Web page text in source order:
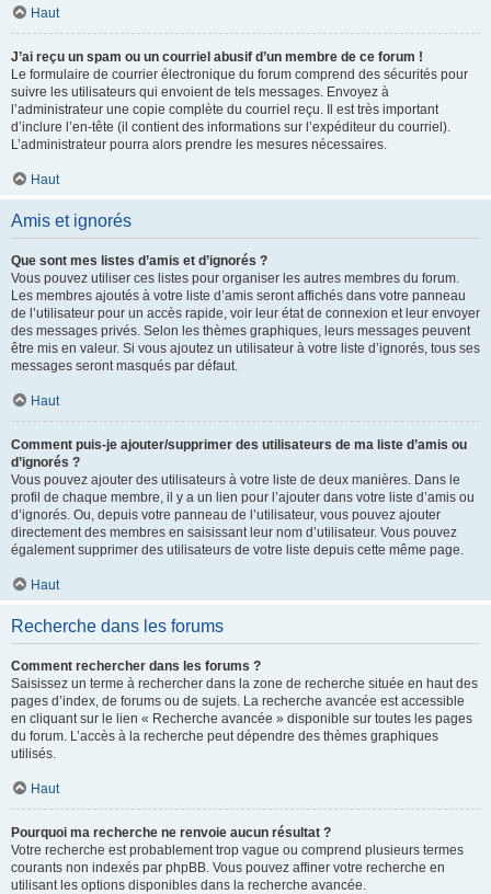
Haut
J’ai reçu un spam ou un courriel abusif d’un membre de ce forum !
Le formulaire de courrier électronique du forum comprend des sécurités pour
suivre les utilisateurs qui envoient de tels messages. Envoyez à
l’administrateur une copie complète du courriel reçu. Il est très important
d’inclure l’en-tête (il contient des informations sur l’expéditeur du courriel).
L’administrateur pourra alors prendre les mesures nécessaires.
Haut
Amis et ignorés
Que sont mes listes d’amis et d’ignorés ?
Vous pouvez utiliser ces listes pour organiser les autres membres du forum.
Les membres ajoutés à votre liste d’amis seront affichés dans votre panneau
de l’utilisateur pour un accès rapide, voir leur état de connexion et leur envoyer
des messages privés. Selon les thèmes graphiques, leurs messages peuvent
être mis en valeur. Si vous ajoutez un utilisateur à votre liste d’ignorés, tous ses
messages seront masqués par défaut.
Haut
Comment puis-je ajouter/supprimer des utilisateurs de ma liste d’amis ou
d’ignorés ?
Vous pouvez ajouter des utilisateurs à votre liste de deux manières. Dans le
profil de chaque membre, il y a un lien pour l’ajouter dans votre liste d’amis ou
d’ignorés. Ou, depuis votre panneau de l’utilisateur, vous pouvez ajouter
directement des membres en saisissant leur nom d’utilisateur. Vous pouvez
également supprimer des utilisateurs de votre liste depuis cette même page.
Haut
Recherche dans les forums
Comment rechercher dans les forums ?
Saisissez un terme à rechercher dans la zone de recherche située en haut des
pages d’index, de forums ou de sujets. La recherche avancée est accessible
en cliquant sur le lien « Recherche avancée » disponible sur toutes les pages
du forum. L’accès à la recherche peut dépendre des thèmes graphiques
utilisés.
Haut
Pourquoi ma recherche ne renvoie aucun résultat ?
Votre recherche est probablement trop vague ou comprend plusieurs termes
courants non indexés par phpBB. Vous pouvez affiner votre recherche en
utilisant les options disponibles dans la recherche avancée.